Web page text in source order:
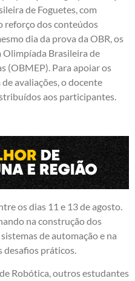
de Foguetes, com
reforço dos conteúdos
dia da prova da OBR, os
Brasileira de
(OBMEP). Para apoiar os
avaliações, o docente
aos participantes.
os dias 11 e 13 de agosto.
na construção dos
de automação e na
desafios práticos.
Robótica, outros estudantes